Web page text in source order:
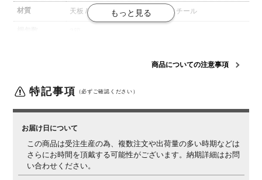
材質 天板 / ラバーウッド(集成材) 脚 / スチール
梱包3 / 幅300×奥行120×高さ40mm
が合わなかったなど、お客様都合での返品・交換はでき
かねます。
■天然木の性
質について■
■詳細■ ※サムネイルも併せてご確認ください。
木目柄・色み
天然木ゆえに、一つとして同じ柄がないため、天板の色
商品についての注意事項
特記事項 （必ずご確認ください）
お届け日について
この商品は受注生産の為、複数注文や出荷量の多い時期などは
さらにお時間を頂戴する可能性がございます。納期詳細はお問
い合わせください。